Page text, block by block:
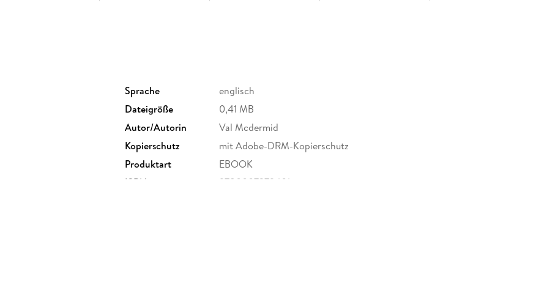
Sprache
englisch
Dateigröße
0,41 MB
Autor/Autorin
Val Mcdermid
Kopierschutz
mit Adobe-DRM-Kopierschutz
Produktart
EBOOK
ISBN 9780007279401